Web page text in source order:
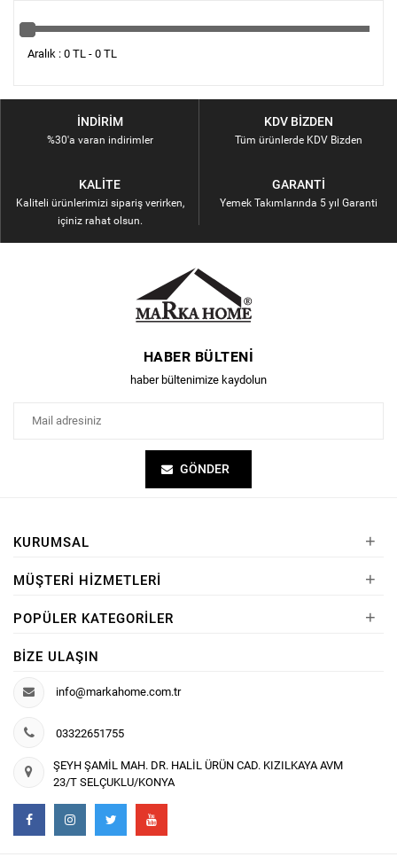
Aralık : 0 TL - 0 TL
İNDIRIM
%30'a varan indirimler
KDV BIZDEN
Tüm ürünlerde KDV Bizden
KALITE
Kaliteli ürünlerimizi sipariş verirken,
içiniz rahat olsun.
GARANTI
Yemek Takımlarında 5 yıl Garanti
HABER BÜLTENI
haber bültenimize kaydolun
GÖNDER
KURUMSAL +
MÜŞTERI HIZMETLERI +
POPÜLER KATEGORILER +
BIZE ULAŞIN
info@markahome.com.tr
03322651755
ŞEYH ŞAMİL MAH. DR. HALİL ÜRÜN CAD. KIZILKAYA AVM
23/T SELÇUKLU/KONYA